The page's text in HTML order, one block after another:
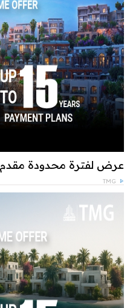
عرض لفترة محدودة مقدم 1.5% و تقسيط علي 15 سنة
TMG